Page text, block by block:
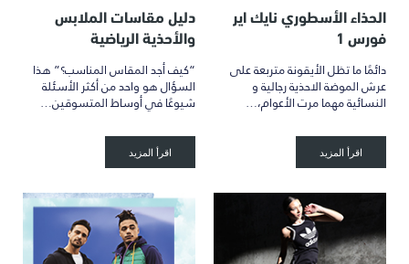
الحذاء الأسطوري نايك اير
فورس 1
دائمًا ما تظل الأيقونة متربعة على
عرش الموضة الاحذية رجالية و
النسائية مهما مرت الأعوام،…
اقرأ المزيد
دليل مقاسات الملابس
والأحذية الرياضية
“كيف أجد المقاس المناسب؟” هذا
السؤال هو واحد من أكثر الأسئلة
شيوعًا في أوساط المتسوقين…
اقرأ المزيد